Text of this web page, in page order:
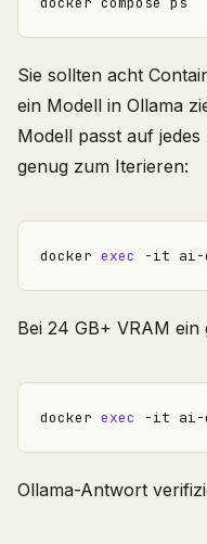
Sie sollten acht
ein Modell in Ollama
Modell passt auf
genug zum Iterieren:
docker exec
Bei 24 GB+ VRAM
docker exec
Ollama-Antwort